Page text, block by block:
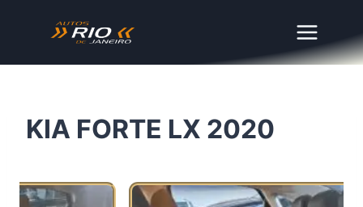
KIA FORTE LX 2020